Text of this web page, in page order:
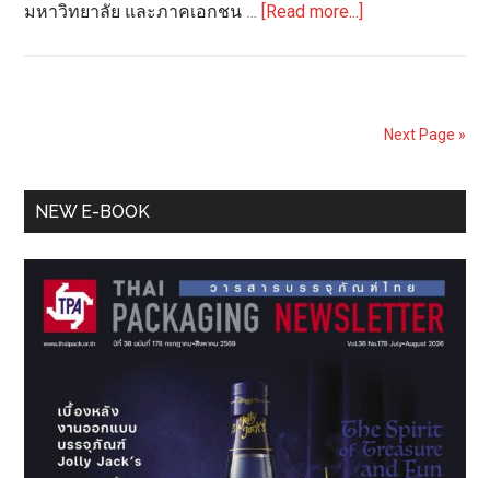
มหาวิทยาลัย และภาคเอกชน …
[Read more...]
วิชาการ
Daily
&
Standard
Development”
Next Page »
Primary
NEW E-BOOK